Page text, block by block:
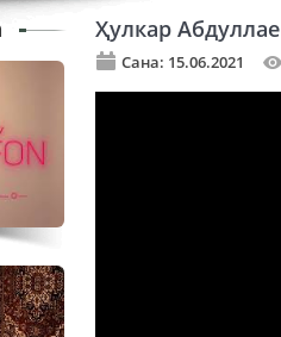
Ҳулкар
Сана: 15.06.2021